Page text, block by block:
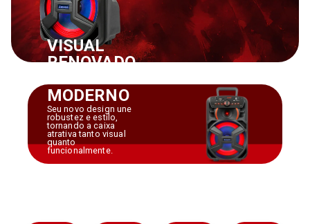
VISUAL
RENOVADO
MODERNO
Seu novo design une
robustez e estilo,
tornando a caixa
atrativa tanto visual
quanto
funcionalmente.